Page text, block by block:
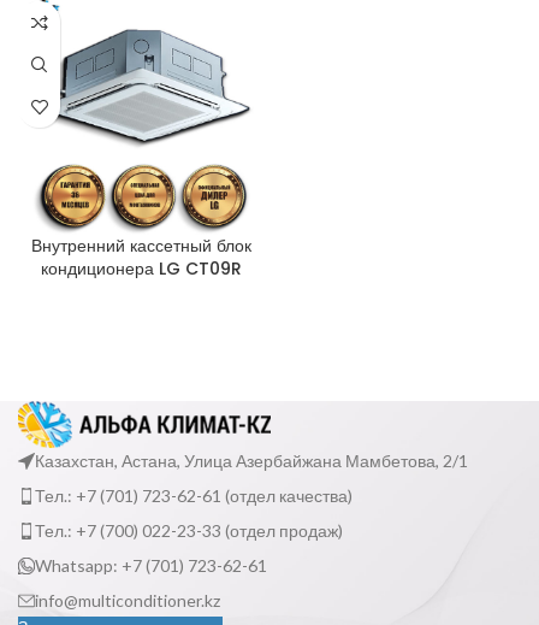
Внутренний кассетный блок
кондиционера LG CT09R
Казахстан, Астана, Улица Азербайжана Мамбетова, 2/1
Тел.: +7 (701) 723-62-61 (отдел качества)
Тел.: +7 (700) 022-23-33 (отдел продаж)
Whatsapp: +7 (701) 723-62-61
info@multiconditioner.kz